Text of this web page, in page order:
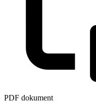
PDF dokument